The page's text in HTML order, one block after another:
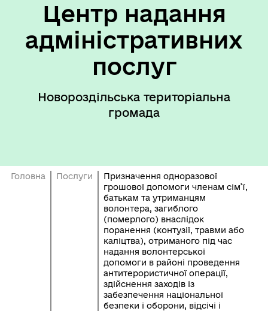
Центр надання
адміністративних
послуг
Новороздільська територіальна
громада
Головна Послуги
Призначення одноразової
грошової допомоги членам сім’ї,
батькам та утриманцям
волонтера, загиблого
(померлого) внаслідок
поранення (контузії, травми або
каліцтва), отриманого під час
надання волонтерської
допомоги в районі проведення
антитерористичної операції,
здійснення заходів із
забезпечення національної
безпеки і оборони, відсічі і